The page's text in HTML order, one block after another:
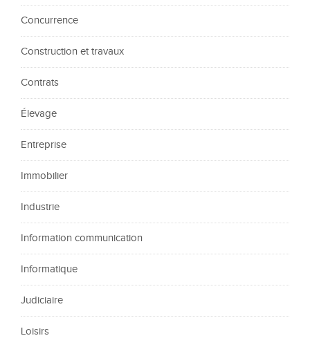
Concurrence
Construction et travaux
Contrats
Élevage
Entreprise
Immobilier
Industrie
Information communication
Informatique
Judiciaire
Loisirs